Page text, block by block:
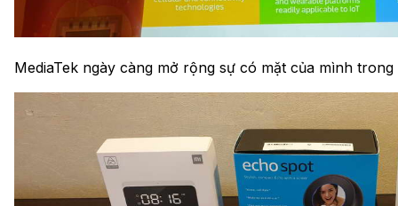
MediaTek ngày càng mở rộng sự có mặt của mình